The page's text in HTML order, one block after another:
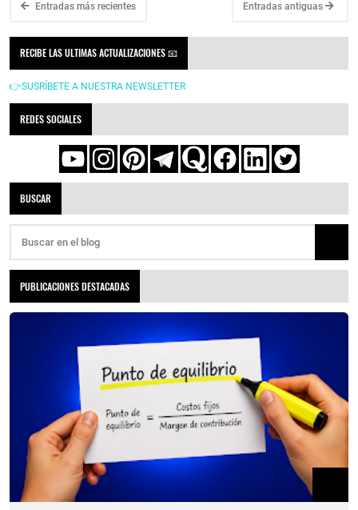
Entradas más recientes Entradas antiguas
RECIBE LAS ULTIMAS ACTUALIZACIONES 📧
👉SUSRÍBETE A NUESTRA NEWSLETTER
REDES SOCIALES
BUSCAR
PUBLICACIONES DESTACADAS